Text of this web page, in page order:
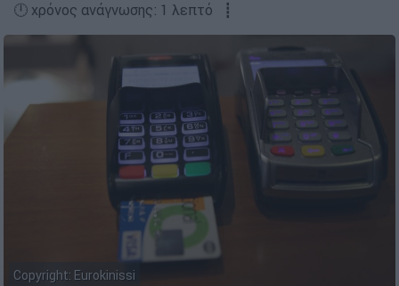
🕛 χρόνος ανάγνωσης: 1 λεπτό ┋
Copyright: Eurokinissi